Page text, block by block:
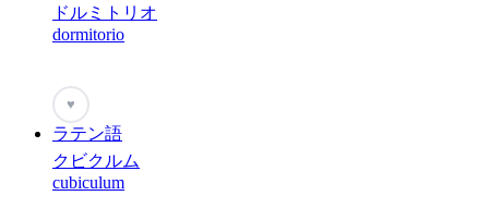
ドルミトリオ
dormitorio
♥
ラテン語
クビクルム
cubiculum